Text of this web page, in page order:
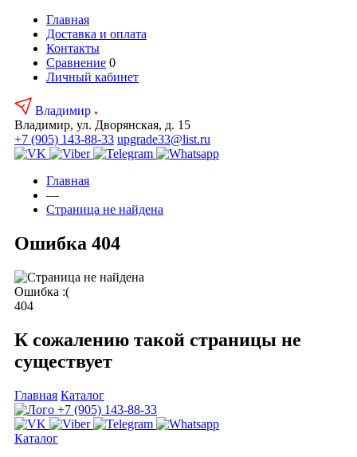
Главная
Доставка и оплата
Контакты
Сравнение 0
Личный кабинет
Владимир
Владимир, ул. Дворянская, д. 15
+7 (905) 143-88-33 upgrade33@list.ru
Главная
—
Страница не найдена
Ошибка 404
Ошибка :(
404
К сожалению такой страницы не
существует
Главная Каталог
+7 (905) 143-88-33
Каталог